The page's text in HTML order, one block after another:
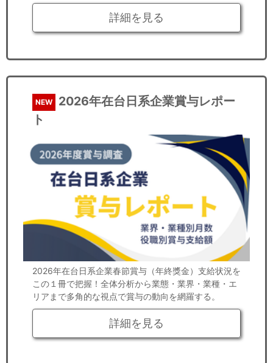
詳細を見る
NEW
2026年在台日系企業賞与レポー
ト
2026年在台日系企業春節賞与（年終獎金）支給状況を
この１冊で把握！全体分析から業態・業界・業種・エ
リアまで多角的な視点で賞与の動向を網羅する。
詳細を見る